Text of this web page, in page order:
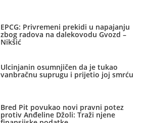
EPCG: Privremeni prekidi u napajanju
zbog radova na dalekovodu Gvozd –
Nikšić
Ulcinjanin osumnjičen da je tukao
vanbračnu suprugu i prijetio joj smrću
Bred Pit povukao novi pravni potez
protiv Anđeline Džoli: Traži njene